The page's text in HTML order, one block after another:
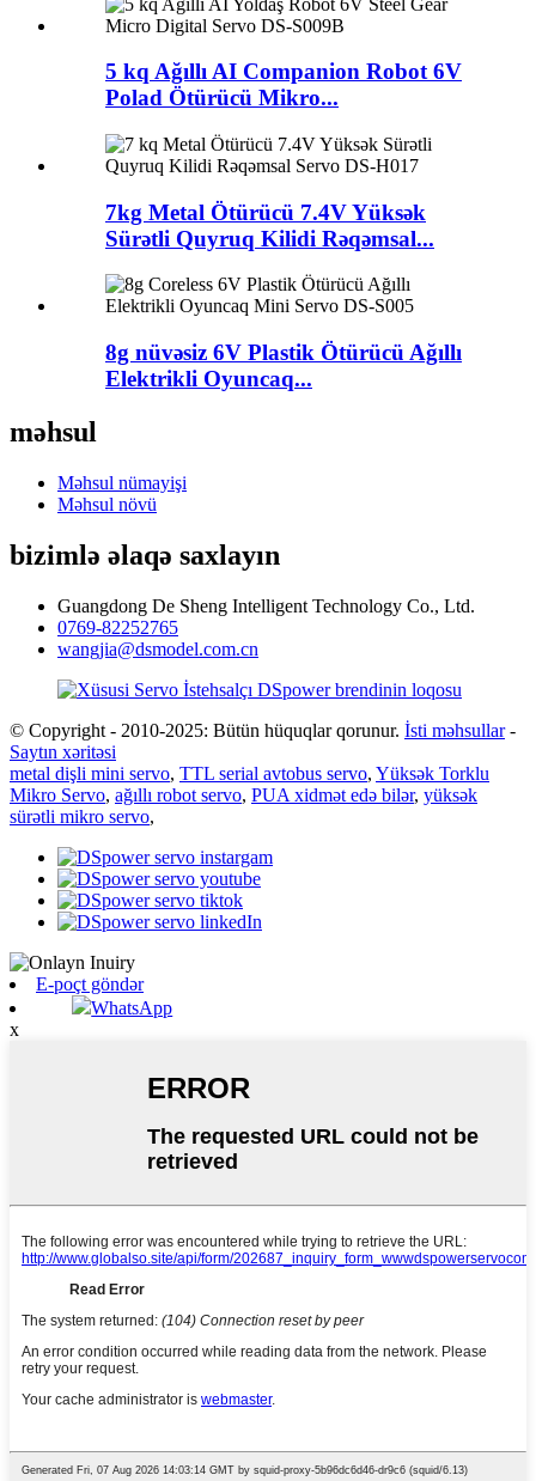
5 kq Ağıllı AI Companion Robot 6V
Polad Ötürücü Mikro...
7kg Metal Ötürücü 7.4V Yüksək
Sürətli Quyruq Kilidi Rəqəmsal...
8g nüvəsiz 6V Plastik Ötürücü Ağıllı
Elektrikli Oyuncaq...
məhsul
Məhsul nümayişi
Məhsul növü
bizimlə əlaqə saxlayın
Guangdong De Sheng Intelligent Technology Co., Ltd.
0769-82252765
wangjia@dsmodel.com.cn
© Copyright - 2010-2025: Bütün hüquqlar qorunur. İsti məhsullar-
Saytın xəritəsi
metal dişli mini servo, TTL serial avtobus servo, Yüksək Torklu
Mikro Servo, ağıllı robot servo, PUA xidmət edə bilər, yüksək
sürətli mikro servo,
E-poçt göndər
WhatsApp
x